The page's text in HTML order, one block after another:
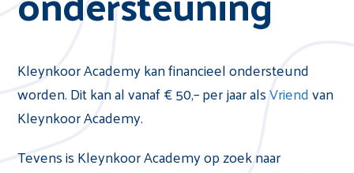
Kleynkoor Academy kan financieel ondersteund
worden. Dit kan al vanaf € 50,– per jaar alsVriendvan
Kleynkoor Academy.
Tevens is Kleynkoor Academy op zoek naar